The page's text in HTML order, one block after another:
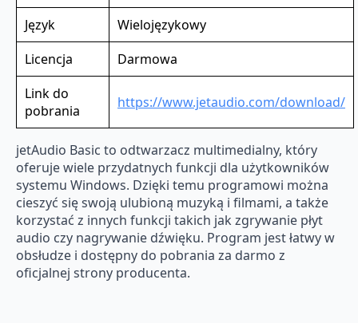
Język
Wielojęzykowy
Licencja
Darmowa
Link do
pobrania
https://www.jetaudio.com/download/
jetAudio Basic to odtwarzacz multimedialny, który
oferuje wiele przydatnych funkcji dla użytkowników
systemu Windows. Dzięki temu programowi można
cieszyć się swoją ulubioną muzyką i filmami, a także
korzystać z innych funkcji takich jak zgrywanie płyt
audio czy nagrywanie dźwięku. Program jest łatwy w
obsłudze i dostępny do pobrania za darmo z
oficjalnej strony producenta.